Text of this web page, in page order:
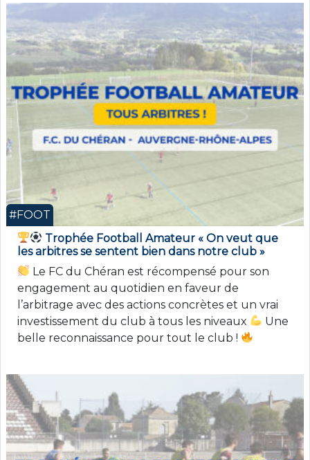
#FOOT
Trophée Football Amateur « On veut que
les arbitres se sentent bien dans notre club »
Le FC du Chéran est récompensé pour son
engagement au quotidien en faveur de
l’arbitrage avec des actions concrètes et un vrai
investissement du club à tous les niveaux
Une
belle reconnaissance pour tout le club !